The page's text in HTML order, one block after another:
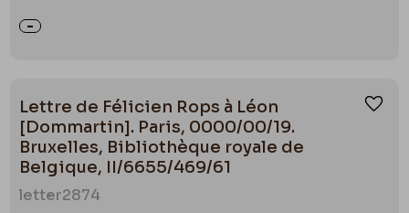
Lettre de Félicien Rops à Léon
[Dommartin]. Paris, 0000/00/19.
Bruxelles, Bibliothèque royale de
Belgique, II/6655/469/61
letter2874